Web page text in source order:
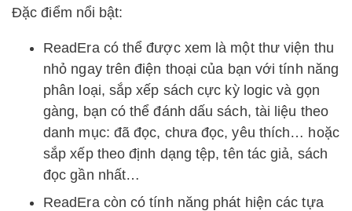
Đặc điểm nổi bật:
ReadEra có thể được xem là một thư viện thu
nhỏ ngay trên điện thoại của bạn với tính năng
phân loại, sắp xếp sách cực kỳ logic và gọn
gàng, bạn có thể đánh dấu sách, tài liệu theo
danh mục: đã đọc, chưa đọc, yêu thích… hoặc
sắp xếp theo định dạng tệp, tên tác giả, sách
đọc gần nhất…
ReadEra còn có tính năng phát hiện các tựa